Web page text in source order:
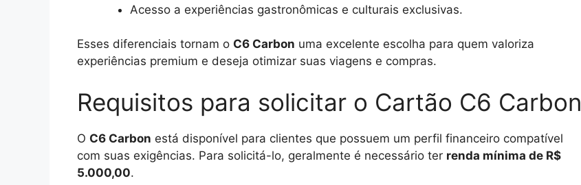
Acesso a experiências gastronômicas e culturais exclusivas.
Esses diferenciais tornam o C6 Carbon uma excelente escolha para quem valoriza
experiências premium e deseja otimizar suas viagens e compras.
Requisitos para solicitar o Cartão C6 Carbon
O C6 Carbon está disponível para clientes que possuem um perfil financeiro compatível
com suas exigências. Para solicitá-lo, geralmente é necessário ter renda mínima de R$
5.000,00.